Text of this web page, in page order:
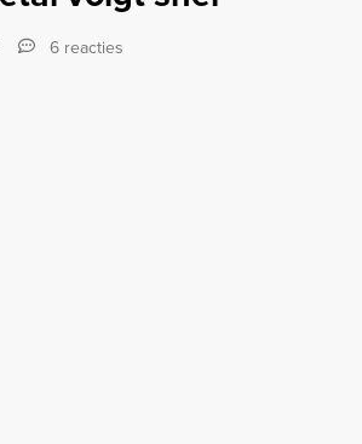
6 reacties